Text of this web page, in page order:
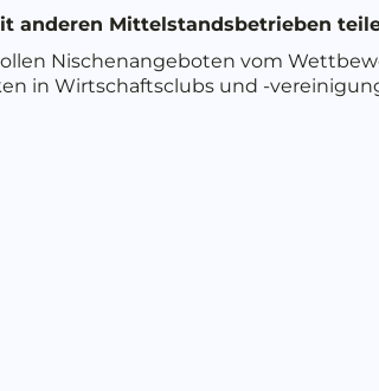
anderen Mittelstandsbetrieben
Nischenangeboten vom
in Wirtschaftsclubs und -